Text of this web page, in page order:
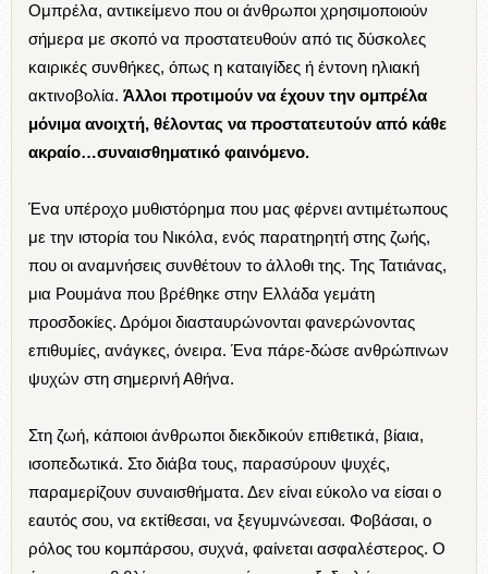
Ομπρέλα, αντικείμενο που οι άνθρωποι χρησιμοποιούν
σήμερα με σκοπό να προστατευθούν από τις δύσκολες
καιρικές συνθήκες, όπως η καταιγίδες ή έντονη ηλιακή
ακτινοβολία. Άλλοι προτιμούν να έχουν την ομπρέλα
μόνιμα ανοιχτή, θέλοντας να προστατευτούν από κάθε
ακραίο…συναισθηματικό φαινόμενο.
Ένα υπέροχο μυθιστόρημα που μας φέρνει αντιμέτωπους
με την ιστορία του Νικόλα, ενός παρατηρητή στης ζωής,
που οι αναμνήσεις συνθέτουν το άλλοθι της. Της Τατιάνας,
μια Ρουμάνα που βρέθηκε στην Ελλάδα γεμάτη
προσδοκίες. Δρόμοι διασταυρώνονται φανερώνοντας
επιθυμίες, ανάγκες, όνειρα. Ένα πάρε-δώσε ανθρώπινων
ψυχών στη σημερινή Αθήνα.
Στη ζωή, κάποιοι άνθρωποι διεκδικούν επιθετικά, βίαια,
ισοπεδωτικά. Στο διάβα τους, παρασύρουν ψυχές,
παραμερίζουν συναισθήματα. Δεν είναι εύκολο να είσαι ο
εαυτός σου, να εκτίθεσαι, να ξεγυμνώνεσαι. Φοβάσαι, ο
ρόλος του κομπάρσου, συχνά, φαίνεται ασφαλέστερος. Ο